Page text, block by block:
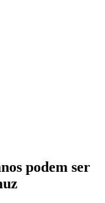
podem ser